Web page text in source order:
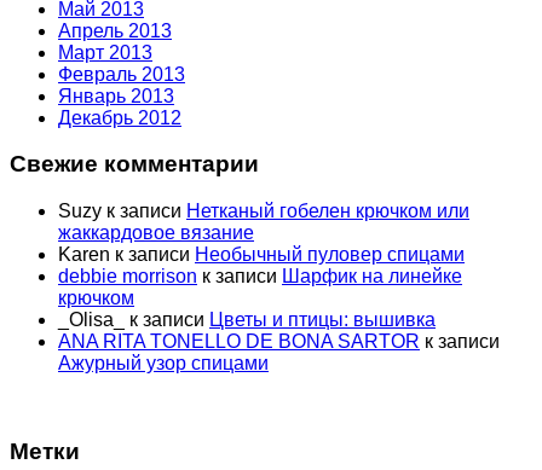
Май 2013
Апрель 2013
Март 2013
Февраль 2013
Январь 2013
Декабрь 2012
Свежие комментарии
Suzy к записи Нетканый гобелен крючком или
жаккардовое вязание
Karen к записи Необычный пуловер спицами
debbie morrison к записи Шарфик на линейке
крючком
_Olisa_
к записи Цветы и птицы: вышивка
ANA RITA TONELLO DE BONA SARTOR к записи
Ажурный узор спицами
Метки